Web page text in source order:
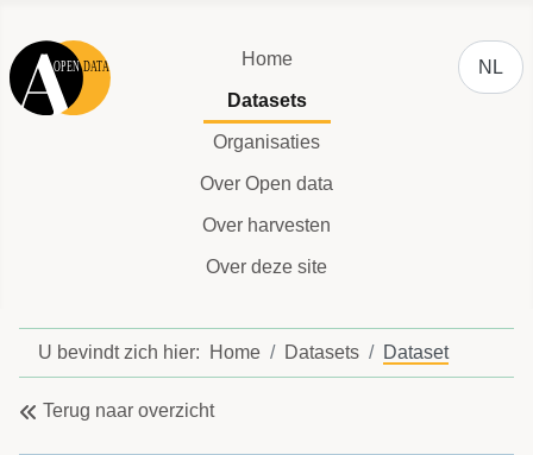
Home
Datasets
Organisaties
Over Open data
Over harvesten
Over deze site
NL
U bevindt zich hier: Home Datasets Dataset
Terug naar overzicht